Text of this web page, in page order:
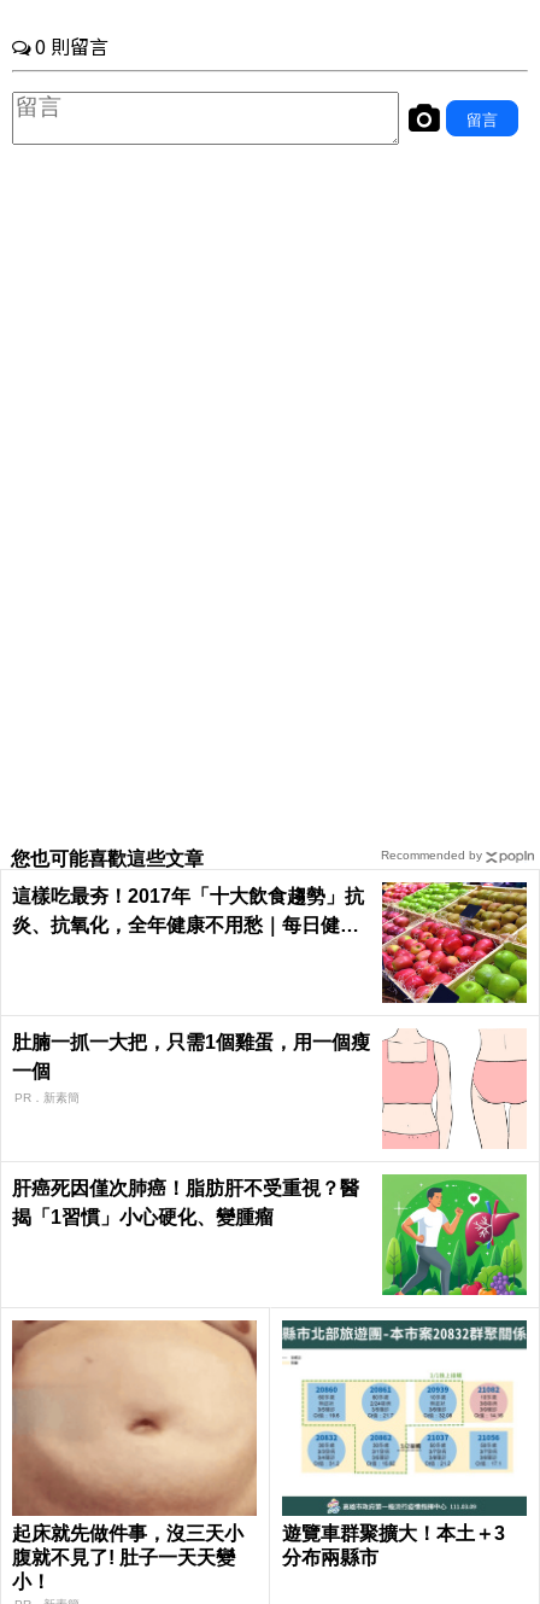
您也可能喜歡這些文章
這樣吃最夯！2017年「十大飲食趨勢」抗
炎、抗氧化，全年健康不用愁｜每日健康
肚腩一抓一大把，只需1個雞蛋，用一個瘦
一個
PR．新素簡
肝癌死因僅次肺癌！脂肪肝不受重視？醫
揭「1習慣」小心硬化、變腫瘤
起床就先做件事，沒三天小
腹就不見了! 肚子一天天變
小！
遊覽車群聚擴大！本土＋3
分布兩縣市
Recommended by